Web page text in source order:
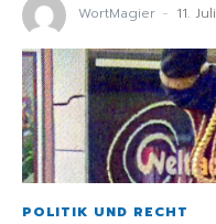
WortMagier - 11.
POLITIK UND RECHT